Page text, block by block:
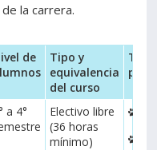
la carrera.
de
Tipo y
equivalencia
del curso
Tipo
a 4°
Electivo libre
(36 horas
mínimo)